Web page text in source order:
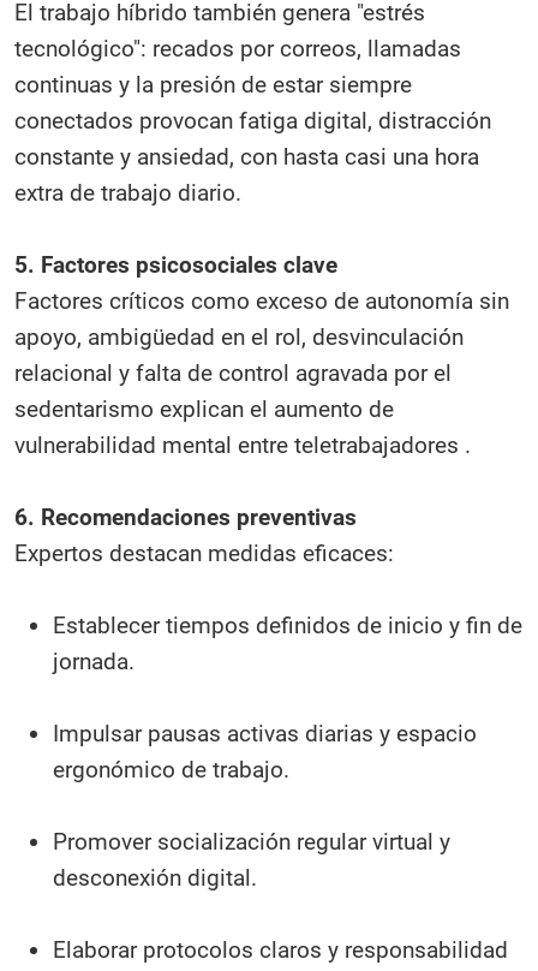
El trabajo híbrido también genera "estrés
tecnológico": recados por correos, llamadas
continuas y la presión de estar siempre
conectados provocan fatiga digital, distracción
constante y ansiedad, con hasta casi una hora
extra de trabajo diario.
5. Factores psicosociales clave
Factores críticos como exceso de autonomía sin
apoyo, ambigüedad en el rol, desvinculación
relacional y falta de control agravada por el
sedentarismo explican el aumento de
vulnerabilidad mental entre teletrabajadores .
6. Recomendaciones preventivas
Expertos destacan medidas eficaces:
Establecer tiempos definidos de inicio y fin de
jornada.
Impulsar pausas activas diarias y espacio
ergonómico de trabajo.
Promover socialización regular virtual y
desconexión digital.
Elaborar protocolos claros y responsabilidad